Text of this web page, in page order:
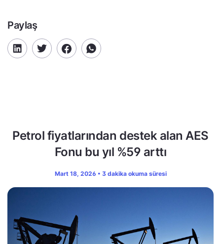
Paylaş
Petrol fiyatlarından destek alan AES
Fonu bu yıl %59 arttı
Mart 18, 2026 • 3 dakika okuma süresi